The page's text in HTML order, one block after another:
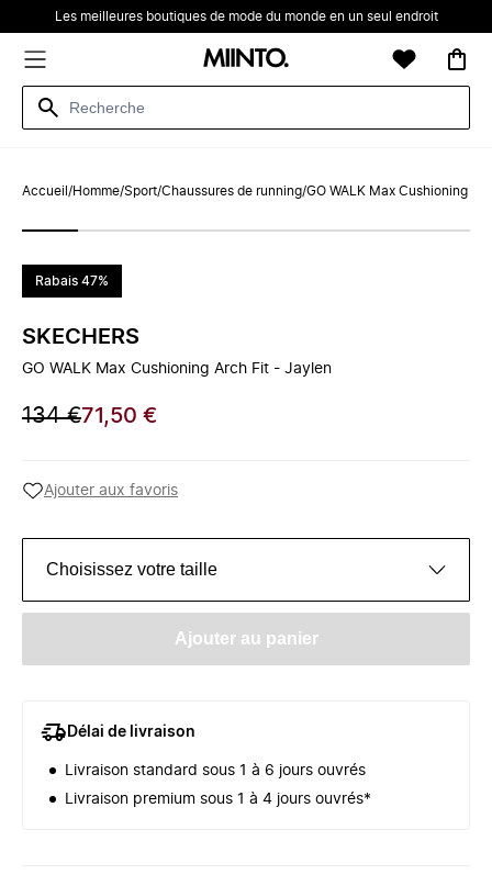
Les meilleures boutiques de mode du monde en un seul endroit
Accueil /Homme/Sport/Chaussures de running/GO WALK Max Cushioning
Rabais 47%
SKECHERS
GO WALK Max Cushioning Arch Fit - Jaylen
134 €71,50 €
Ajouter aux favoris
Choisissez votre taille
Ajouter au panier
Délai de livraison
Livraison standard sous 1 à 6 jours ouvrés
Livraison premium sous 1 à 4 jours ouvrés*